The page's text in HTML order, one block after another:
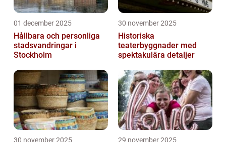
01 december 2025
Hållbara och personliga
stadsvandringar i
Stockholm
30 november 2025
Historiska
teaterbyggnader med
spektakulära detaljer
30 november 2025 29 november 2025